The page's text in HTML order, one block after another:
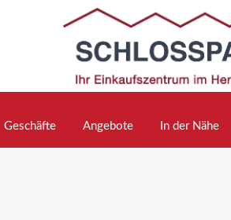
Geschäfte Angebote In der Nähe